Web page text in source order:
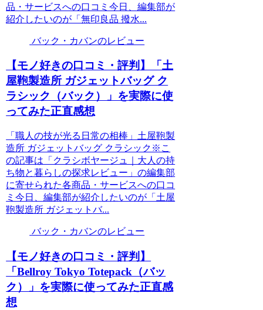
品・サービスへの口コミ今日、編集部が
紹介したいのが「無印良品 撥水...
バック・カバンのレビュー
【モノ好きの口コミ・評判】「土
屋鞄製造所 ガジェットバッグ ク
ラシック（バック）」を実際に使
ってみた正直感想
「職人の技が光る日常の相棒」土屋鞄製
造所 ガジェットバッグ クラシック※こ
の記事は「クラシボヤージュ｜大人の持
ち物と暮らしの探求レビュー」の編集部
に寄せられた各商品・サービスへの口コ
ミ今日、編集部が紹介したいのが「土屋
鞄製造所 ガジェットバ...
バック・カバンのレビュー
【モノ好きの口コミ・評判】
「Bellroy Tokyo Totepack（バッ
ク）」を実際に使ってみた正直感
想